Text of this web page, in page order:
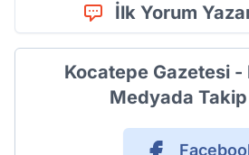
İlk Yorum
Kocatepe Gazetesi -
Medyada Takip